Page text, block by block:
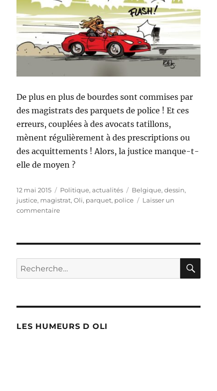
De plus en plus de bourdes sont commises par
des magistrats des parquets de police ! Et ces
erreurs, couplées à des avocats tatillons,
mènent régulièrement à des prescriptions ou
des acquittements ! Alors, la justice manque-t-
elle de moyen ?
Publié
le
12 mai 2015 Catégories
Politique, actualités Étiquettes
Belgique,dessin,
justice, magistrat,Oli, parquet, police
Laisser un
commentairesur
« bug »
!
Recherche
pour :
LES HUMEURS D OLI